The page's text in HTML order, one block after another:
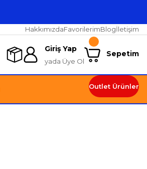
HakkımızdaFavorilerimBlogİletişim
Giriş Yap
yada Üye Ol
Sepetim
Outlet Ürünler